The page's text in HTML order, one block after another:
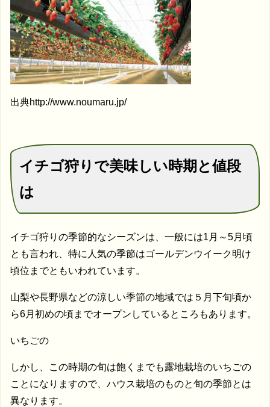
出典http://www.noumaru.jp/
イチゴ狩りで美味しい時期と値段
は
イチゴ狩りの季節的なシーズンは、一般には1月～5月頃
とも言われ、特に人気の季節はゴールデンウイーク明け
頃位までともいわれています。
山梨や長野県などの涼しい季節の地域では５月下旬頃か
ら6月初めの頃までオープンしているところもあります。
いちごの
しかし、この時期の旬は飽くまでも露地栽培のいちごの
ことになりますので、ハウス栽培のものと旬の季節とは
異なります。